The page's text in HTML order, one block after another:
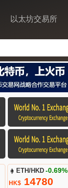
以太坊交易所
ETH/HKD -0.69%
HK$ 14780